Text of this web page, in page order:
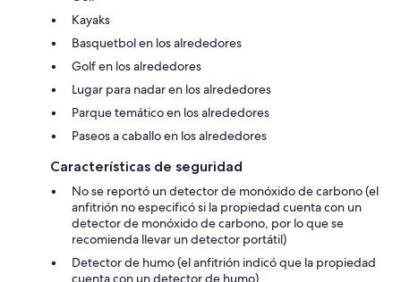
Kayaks
Basquetbol en los alrededores
Golf en los alrededores
Lugar para nadar en los alrededores
Parque temático en los alrededores
Paseos a caballo en los alrededores
Características de seguridad
No se reportó un detector de monóxido de carbono (el
anfitrión no especificó si la propiedad cuenta con un
detector de monóxido de carbono, por lo que se
recomienda llevar un detector portátil)
Detector de humo (el anfitrión indicó que la propiedad
cuenta con un detector de humo)